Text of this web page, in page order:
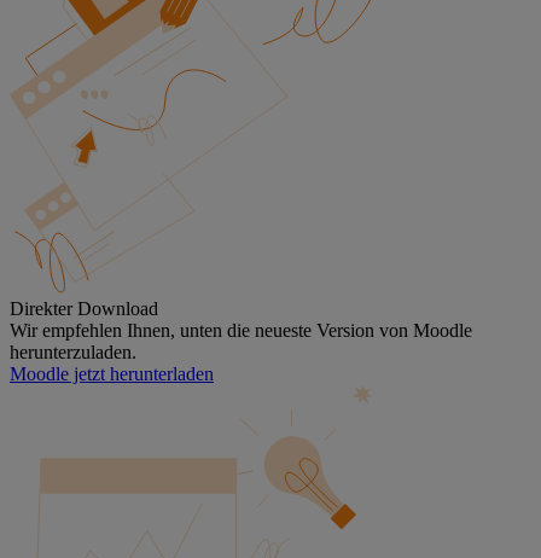
Direkter Download
Wir empfehlen Ihnen, unten die neueste Version von Moodle
herunterzuladen.
Moodle jetzt herunterladen